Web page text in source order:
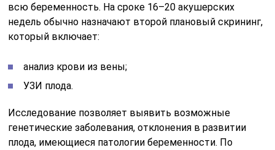
всю беременность. На сроке 16–20 акушерских
недель обычно назначают второй плановый скрининг,
который включает:
анализ крови из вены;
УЗИ плода.
Исследование позволяет выявить возможные
генетические заболевания, отклонения в развитии
плода, имеющиеся патологии беременности. По